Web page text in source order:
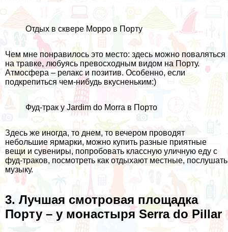
Отдых в сквере Морро в Порту
Чем мне понравилось это место: здесь можно поваляться
на травке, любуясь превосходным видом на Порту.
Атмосфера – релакс и позитив. Особенно, если
подкрепиться чем-нибудь вкусненьким:)
Фуд-трак у Jardim do Morra в Порто
Здесь же иногда, то днем, то вечером проводят
небольшие ярмарки, можно купить разные приятные
вещи и сувениры, попробовать классную уличную еду с
фуд-траков, посмотреть как отдыхают местные, послушать
музыку.
3. Лучшая смотровая площадка
Порту – у монастыря Serra do Pillar